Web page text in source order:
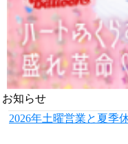
お知らせ
2026年土曜営業と夏季